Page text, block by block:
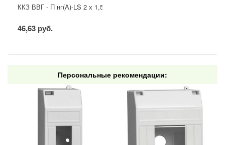
ККЗ ВВГ - П нг(А)-LS 2 х 1,5 ГОСТ
46,63 руб.
Персональные рекомендации: